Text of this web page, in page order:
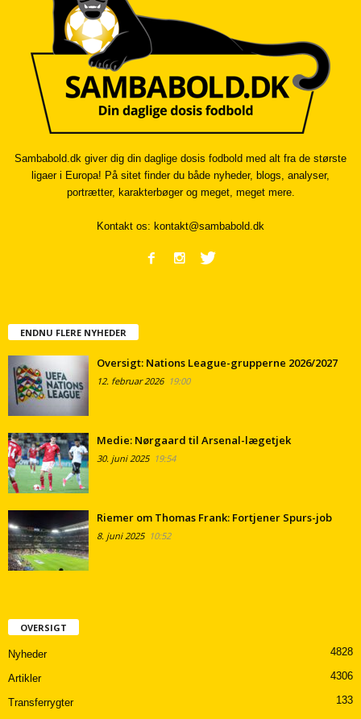
Sambabold.dk giver dig din daglige dosis fodbold med alt fra de største
ligaer i Europa! På sitet finder du både nyheder, blogs, analyser,
portrætter, karakterbøger og meget, meget mere.
Kontakt os: kontakt@sambabold.dk
ENDNU FLERE NYHEDER
Oversigt: Nations League-grupperne 2026/2027
12. februar 202619:00
Medie: Nørgaard til Arsenal-lægetjek
30. juni 202519:54
Riemer om Thomas Frank: Fortjener Spurs-job
8. juni 202510:52
OVERSIGT
Nyheder 4828
Artikler 4306
Transferrygter
133